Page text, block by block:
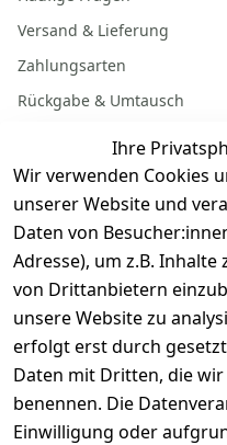
Ihre
Wir verwenden Cookies
unserer Website und
Daten von
Adresse), um z.B.
von Drittanbietern
unsere Website zu
erfolgt erst durch
Daten mit Dritten, die
benennen. Die
Einwilligung oder
Versand & Lieferung
Zahlungsarten
Rückgabe & Umtausch
Batterieentsorgung
Gerät verkaufen
Dein altes Gerät ist
wenigen Minuten,
aufs Konto.
Gerät verkaufen